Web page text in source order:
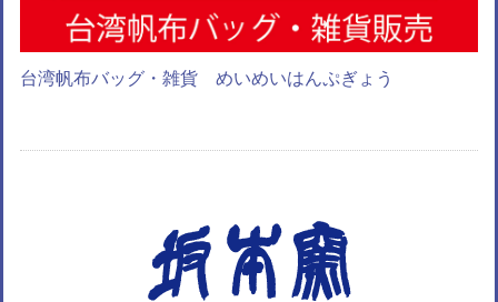
台湾帆布バッグ・雑貨 めいめいはんぷぎょう